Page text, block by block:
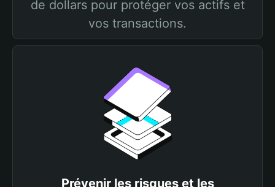
de dollars pour protéger vos actifs et
vos transactions.
Prévenir les risques et les